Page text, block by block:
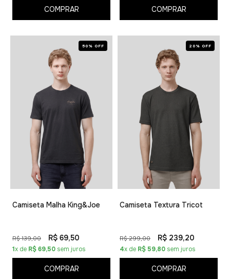
COMPRAR COMPRAR
50% OFF
Camiseta Malha King&Joe
R$ 139,00 R$ 69,50
1x de R$ 69,50 sem juros
COMPRAR
20% OFF
Camiseta Textura Tricot
R$ 299,00 R$ 239,20
4x de R$ 59,80 sem juros
COMPRAR